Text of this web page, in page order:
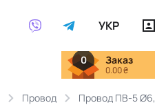
УКР
0 Заказ
0.00 ₴
Провод Провод ПВ-5 Ø6,0